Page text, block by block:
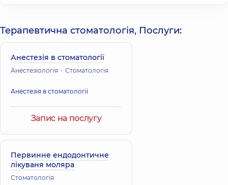
Терапевтична стоматологія, Послуги:
Анестезія в стоматології
Анестезіологія Стоматологія
Анестезія в стоматології
Запис на послугу
Первинне ендодонтичне
лікуваня моляра
Стоматологія